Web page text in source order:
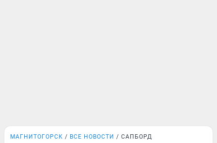
МАГНИТОГОРСК ВСЕ НОВОСТИ САПБОРД